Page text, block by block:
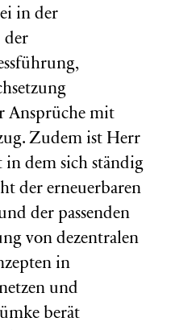
in der
der
Ansprüche mit
Zudem ist Herr
in dem sich ständig
der erneuerbaren
der passenden
von dezentralen
in
und
berät